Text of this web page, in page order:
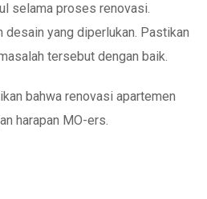
selama proses renovasi.
desain yang diperlukan. Pastikan
tersebut dengan baik.
bahwa renovasi apartemen
harapan MO-ers.